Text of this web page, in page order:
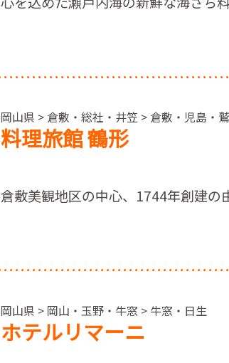
岡山県 > 倉敷・総社・井笠 > 倉敷・児島・
料理旅館 鶴形
倉敷美観地区の中心、1744年創建の
岡山県 > 岡山・玉野・牛窓 > 牛窓・日生
ホテルリマーニ